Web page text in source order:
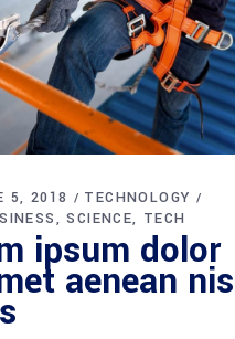
5, 2018
TECHNOLOGY
SCIENCE TECH
ipsum dolor
aenean